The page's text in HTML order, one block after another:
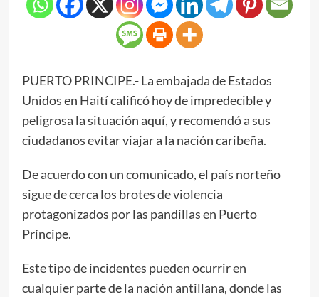
PUERTO PRINCIPE.- La embajada de Estados
Unidos en Haití calificó hoy de impredecible y
peligrosa la situación aquí, y recomendó a sus
ciudadanos evitar viajar a la nación caribeña.
De acuerdo con un comunicado, el país norteño
sigue de cerca los brotes de violencia
protagonizados por las pandillas en Puerto
Príncipe.
Este tipo de incidentes pueden ocurrir en
cualquier parte de la nación antillana, donde las